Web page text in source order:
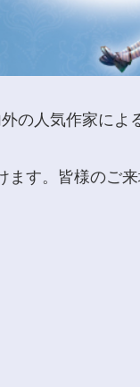
の人気作家によ
す。皆様のご